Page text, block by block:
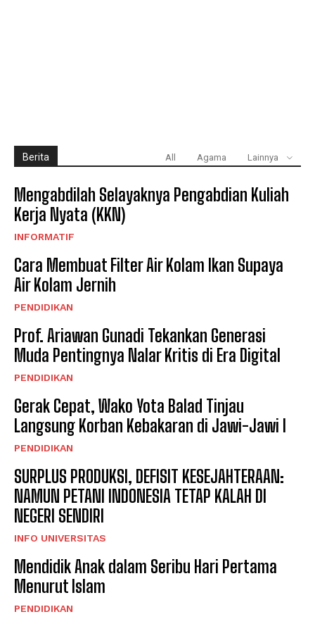
Berita All Agama Lainnya
Mengabdilah Selayaknya Pengabdian Kuliah
Kerja Nyata (KKN)
INFORMATIF
Cara Membuat Filter Air Kolam Ikan Supaya
Air Kolam Jernih
PENDIDIKAN
Prof. Ariawan Gunadi Tekankan Generasi
Muda Pentingnya Nalar Kritis di Era Digital
PENDIDIKAN
Gerak Cepat, Wako Yota Balad Tinjau
Langsung Korban Kebakaran di Jawi-Jawi I
PENDIDIKAN
SURPLUS PRODUKSI, DEFISIT KESEJAHTERAAN:
NAMUN PETANI INDONESIA TETAP KALAH DI
NEGERI SENDIRI
INFO UNIVERSITAS
Mendidik Anak dalam Seribu Hari Pertama
Menurut Islam
PENDIDIKAN